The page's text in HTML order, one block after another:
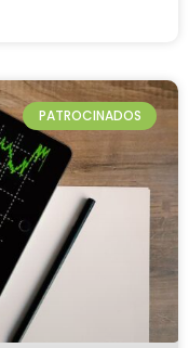
PATROCINADOS